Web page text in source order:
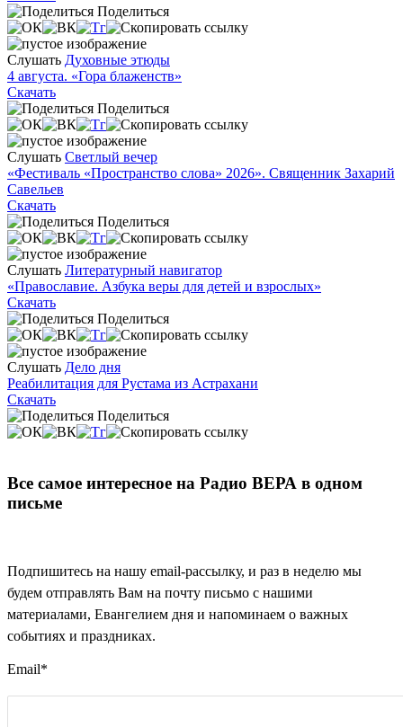
Поделиться
Слушать Духовные этюды
4 августа. «Гора блаженств»
Скачать
Поделиться
Слушать Светлый вечер
«Фестиваль «Пространство слова» 2026». Священник Захарий
Савельев
Скачать
Поделиться
Слушать Литературный навигатор
«Православие. Азбука веры для детей и взрослых»
Скачать
Поделиться
Слушать Дело дня
Реабилитация для Рустама из Астрахани
Скачать
Поделиться
Все самое интересное на Радио ВЕРА в одном
письме
Подпишитесь на нашу email-рассылку, и раз в неделю мы
будем отправлять Вам на почту письмо с нашими
материалами, Евангелием дня и напоминаем о важных
событиях и праздниках.
Email*